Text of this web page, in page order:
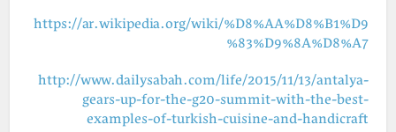
https://ar.wikipedia.org/wiki/%D8%AA%D8%B1%D9
%83%D9%8A%D8%A7
http://www.dailysabah.com/life/2015/11/13/antalya-
gears-up-for-the-g20-summit-with-the-best-
examples-of-turkish-cuisine-and-handicraft